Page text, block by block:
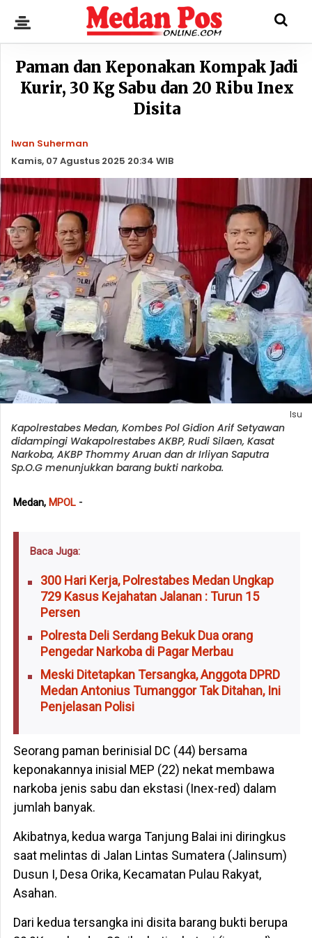
Paman dan Keponakan Kompak Jadi
Kurir, 30 Kg Sabu dan 20 Ribu Inex
Disita
Iwan Suherman
Kamis, 07 Agustus 2025 20:34 WIB
Isu
Kapolrestabes Medan, Kombes Pol Gidion Arif Setyawan
didampingi Wakapolrestabes AKBP, Rudi Silaen, Kasat
Narkoba, AKBP Thommy Aruan dan dr Irliyan Saputra
Sp.O.G menunjukkan barang bukti narkoba.
Medan, MPOL-
Baca Juga:
300 Hari Kerja, Polrestabes Medan Ungkap
729 Kasus Kejahatan Jalanan : Turun 15
Persen
Polresta Deli Serdang Bekuk Dua orang
Pengedar Narkoba di Pagar Merbau
Meski Ditetapkan Tersangka, Anggota DPRD
Medan Antonius Tumanggor Tak Ditahan, Ini
Penjelasan Polisi
Seorang paman berinisial DC (44) bersama
keponakannya inisial MEP (22) nekat membawa
narkoba jenis sabu dan ekstasi (Inex-red) dalam
jumlah banyak.
Akibatnya, kedua warga Tanjung Balai ini diringkus
saat melintas di Jalan Lintas Sumatera (Jalinsum)
Dusun I, Desa Orika, Kecamatan Pulau Rakyat,
Asahan.
Dari kedua tersangka ini disita barang bukti berupa